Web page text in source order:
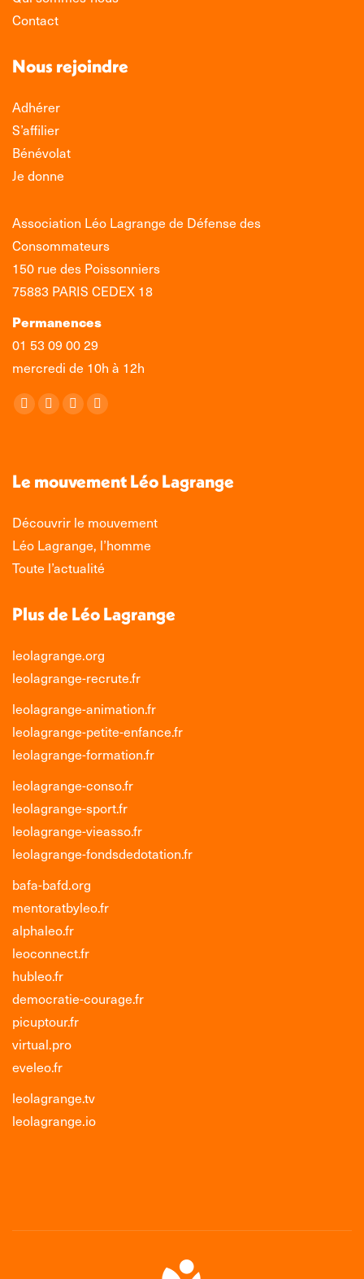
Contact
Nous rejoindre
Adhérer
S’affilier
Bénévolat
Je donne
Association Léo Lagrange de Défense des
Consommateurs
150 rue des Poissonniers
75883 PARIS CEDEX 18
Permanences
01 53 09 00 29
mercredi de 10h à 12h
Retrouvez-nous sur :
La
s'ouvre
une
nouvelle
fenêtre
La
s'ouvre
une
fenêtre
La
s'ouvre
une
nouvelle
fenêtre
La
s'ouvre
une
nouvelle
fenêtre
Le mouvement Léo Lagrange
Découvrir le mouvement
Léo Lagrange, l’homme
Toute l’actualité
Plus de Léo Lagrange
leolagrange.org
leolagrange-recrute.fr
leolagrange-animation.fr
leolagrange-petite-enfance.fr
leolagrange-formation.fr
leolagrange-conso.fr
leolagrange-sport.fr
leolagrange-vieasso.fr
leolagrange-fondsdedotation.fr
bafa-bafd.org
mentoratbyleo.fr
alphaleo.fr
leoconnect.fr
hubleo.fr
democratie-courage.fr
picuptour.fr
virtual.pro
eveleo.fr
leolagrange.tv
leolagrange.io